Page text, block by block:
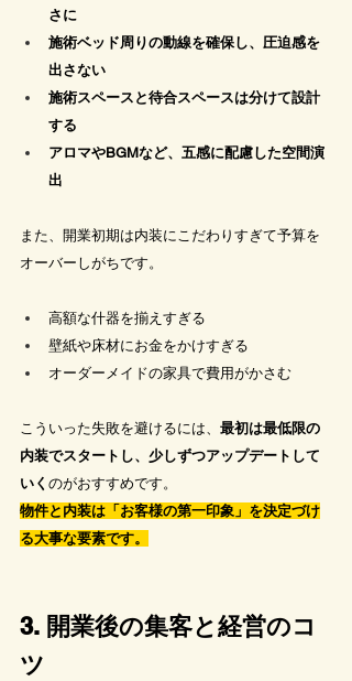
さに
施術ベッド周りの動線を確保し、圧迫感を
出さない
施術スペースと待合スペースは分けて設計
する
アロマやBGMなど、五感に配慮した空間演
出
また、開業初期は内装にこだわりすぎて予算を
オーバーしがちです。
高額な什器を揃えすぎる
壁紙や床材にお金をかけすぎる
オーダーメイドの家具で費用がかさむ
こういった失敗を避けるには、 最初は最低限の
内装でスタートし、少しずつアップデートして
いく のがおすすめです。
物件と内装は「お客様の第一印象」を決定づけ
る大事な要素です。
3. 開業後の集客と経営のコ
ツ